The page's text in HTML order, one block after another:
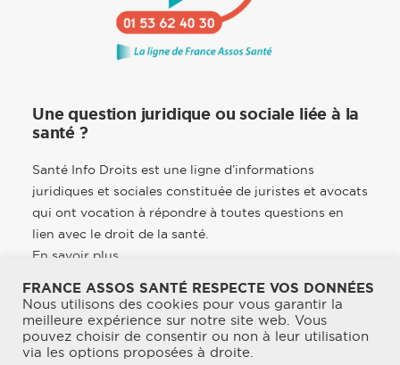
Une question juridique ou sociale liée à la
santé ?
Santé Info Droits est une ligne d’informations
juridiques et sociales constituée de juristes et avocats
qui ont vocation à répondre à toutes questions en
lien avec le droit de la santé.
En savoir plus
© 2026 France Assos Santé. | Tous droits réservés.
FRANCE ASSOS SANTÉ RESPECTE VOS DONNÉES
Nous utilisons des cookies pour vous garantir la
meilleure expérience sur notre site web. Vous
pouvez choisir de consentir ou non à leur utilisation
via les options proposées à droite.